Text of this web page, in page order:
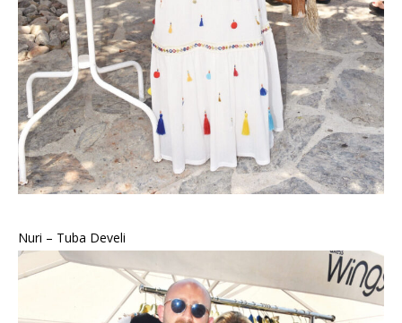
Nuri – Tuba Develi